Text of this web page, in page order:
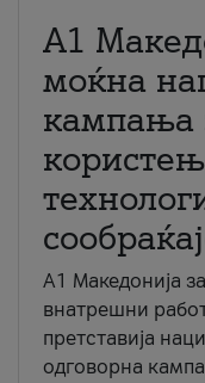
A1
моќна
кампања
A1 Македонија
внатрешни
претставија
одговорна